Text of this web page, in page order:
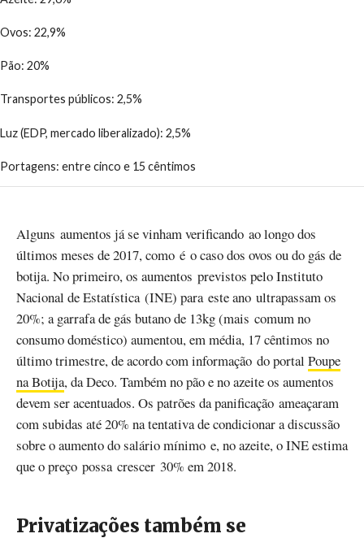
Ovos: 22,9%
Pão: 20%
Transportes públicos: 2,5%
Luz (EDP, mercado liberalizado): 2,5%
Portagens: entre cinco e 15 cêntimos
Alguns aumentos já se vinham verificando ao longo dos
últimos meses de 2017, como é o caso dos ovos ou do gás de
botija. No primeiro, os aumentos previstos pelo Instituto
Nacional de Estatística (INE) para este ano ultrapassam os
20%; a garrafa de gás butano de 13kg (mais comum no
consumo doméstico) aumentou, em média, 17 cêntimos no
último trimestre, de acordo com informação do portal Poupe
na Botija, da Deco. Também no pão e no azeite os aumentos
devem ser acentuados. Os patrões da panificação ameaçaram
com subidas até 20% na tentativa de condicionar a discussão
sobre o aumento do salário mínimo e, no azeite, o INE estima
que o preço possa crescer 30% em 2018.
Privatizações também se